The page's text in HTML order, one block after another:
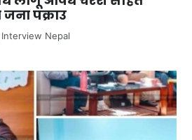
पक्राउ
Interview Nepal